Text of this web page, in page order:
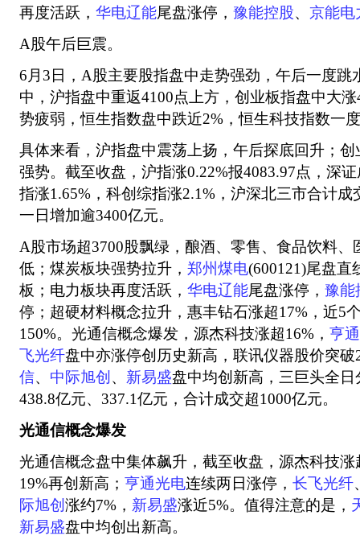
再度活跃， 华电辽能尾盘涨停， 豫能控股、 京能电
A股午后巨震。
6月3日，A股主要股指盘中走势强劲，午后一度跳
中，沪指盘中重返4100点上方，创业板指盘中大
势疲弱，恒生指数盘中跌近2%，恒生科技指数一
具体来看，沪指盘中震荡上扬，午后探底回升；
强势。截至收盘，沪指涨0.22%报4083.97点，深
指涨1.65%，科创综指涨2.1%，沪深北三市合计成
一日增加逾3400亿元。
A股市场超3700股飘绿，酿酒、零售、食品饮料、
低；煤炭板块强势拉升， 郑州煤电(600121)尾盘直
板；电力板块再度活跃， 华电辽能尾盘涨停， 豫能
停；超硬材料概念拉升，惠丰钻石涨超17%，近5
150%。光通信概念爆发，源杰科技涨超16%， 亨
飞光纤盘中亦涨停创历史新高，联讯仪器股价突破
信、 中际旭创 、 新易盛盘中均创新高，三巨头全
438.8亿元、337.1亿元，合计成交超1000亿元。
光通信概念爆发
光通信概念盘中集体飙升，截至收盘，源杰科技
19%再创新高； 亨通光电连续两日涨停， 长飞光纤
际旭创 涨约7%， 新易盛涨近5%。值得注意的是，
新易盛盘中均创出新高。